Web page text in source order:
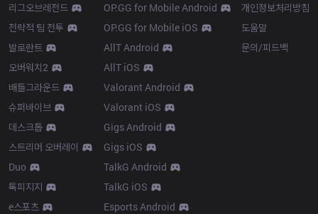
리그오브레전드
전략적 팀 전투
발로란트
오버워치2
배틀그라운드
슈퍼바이브
데스크톱
스트리머 오버레이
Duo
톡피지지
e스포츠
OP.GG for Mobile Android
OP.GG for Mobile iOS
AllT Android
AllT iOS
Valorant Android
Valorant iOS
Gigs Android
Gigs iOS
TalkG Android
TalkG iOS
Esports Android
개인정보처리방침
도움말
문의/피드백